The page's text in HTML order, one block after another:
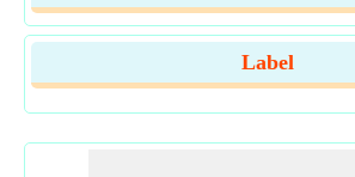
Label